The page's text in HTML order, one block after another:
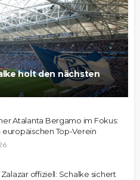
holt den nächsten
Atalanta Bergamo im Fokus:
Top-Verein
offiziell: Schalke sichert